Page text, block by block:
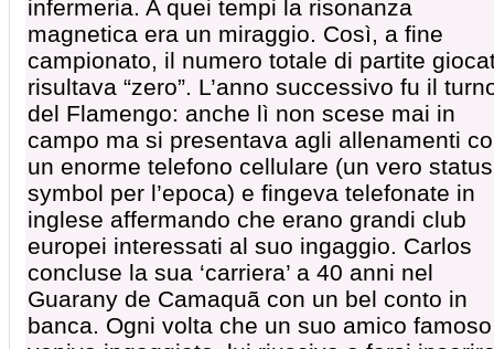
infermeria. A quei tempi la risonanza
magnetica era un miraggio. Così, a fine
campionato, il numero totale di partite
risultava “zero”. L’anno successivo fu il
del Flamengo: anche lì non scese mai in
campo ma si presentava agli allenamenti
un enorme telefono cellulare (un vero status
symbol per l’epoca) e fingeva telefonate in
inglese affermando che erano grandi club
europei interessati al suo ingaggio. Carlos
concluse la sua ‘carriera’ a 40 anni nel
Guarany de Camaquã con un bel conto in
banca. Ogni volta che un suo amico famoso